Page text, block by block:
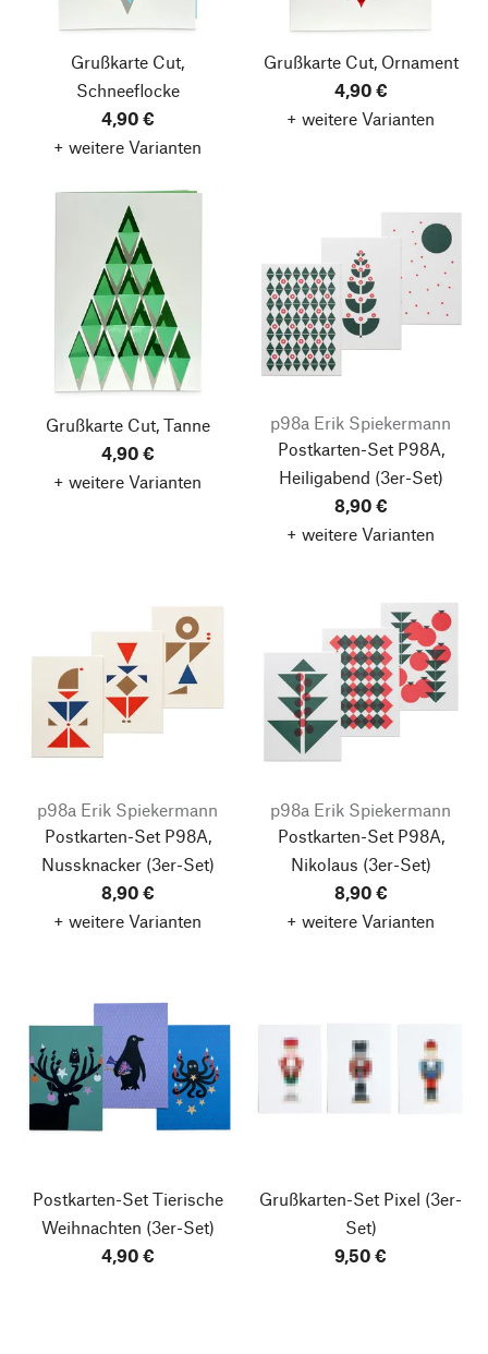
Grußkarte Cut,
Schneeflocke
4,90 €
+ weitere Varianten
Grußkarte Cut, Ornament
4,90 €
+ weitere Varianten
Grußkarte Cut, Tanne
4,90 €
+ weitere Varianten
p98a Erik Spiekermann
Postkarten-Set P98A,
Heiligabend (3er-Set)
8,90 €
+ weitere Varianten
p98a Erik Spiekermann
Postkarten-Set P98A,
Nussknacker(3er-Set)
8,90 €
+ weitere Varianten
p98a Erik Spiekermann
Postkarten-Set P98A,
Nikolaus (3er-Set)
8,90 €
+ weitere Varianten
Postkarten-Set Tierische
Weihnachten (3er-Set)
4,90 €
Grußkarten-Set Pixel (3er-
Set)
9,50 €